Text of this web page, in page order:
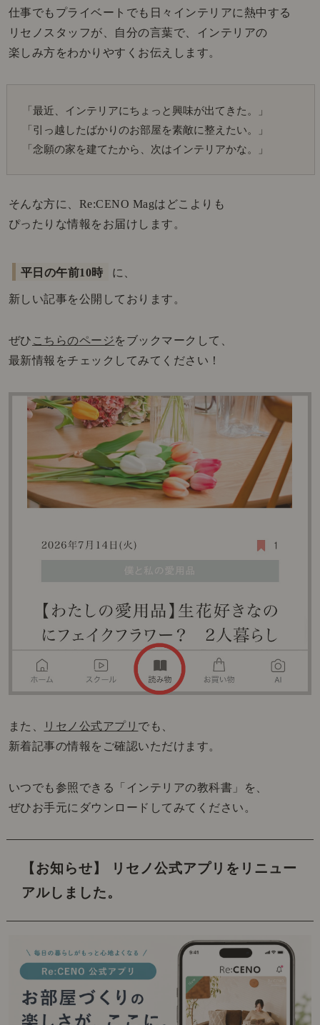
仕事でもプライベートでも日々インテリアに熱中する
リセノスタッフが、自分の言葉で、インテリアの
楽しみ方をわかりやすくお伝えします。
「最近、インテリアにちょっと興味が出てきた。」
「引っ越したばかりのお部屋を素敵に整えたい。」
「念願の家を建てたから、次はインテリアかな。」
そんな方に、Re:CENO Magはどこよりも
ぴったりな情報をお届けします。
平日の午前10時 に、
新しい記事を公開しております。
ぜひ こちらのページをブックマークして、
最新情報をチェックしてみてください！
また、 リセノ公式アプリ でも、
新着記事の情報をご確認いただけます。
いつでも参照できる「インテリアの教科書」を、
ぜひお手元にダウンロードしてみてください。
【お知らせ】 リセノ公式アプリをリニュー
アルしました。